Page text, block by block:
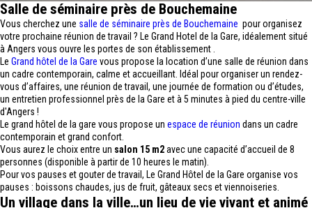
Salle de séminaire près de Bouchemaine
Vous cherchez une salle de séminaire près de Bouchemaine pour organisez
votre prochaine réunion de travail ? Le Grand Hotel de la Gare, idéalement situé
à Angers vous ouvre les portes de son établissement .
Le Grand hôtel de la Gare vous propose la location d’une salle de réunion dans
un cadre contemporain, calme et accueillant. Idéal pour organiser un rendez-
vous d’affaires, une réunion de travail, une journée de formation ou d’études,
un entretien professionnel près de la Gare et à 5 minutes à pied du centre-ville
d'Angers !
Le grand hôtel de la gare vous propose un espace de réunion dans un cadre
contemporain et grand confort.
Vous aurez le choix entre un salon 15 m2avec une capacité d’accueil de 8
personnes (disponible à partir de 10 heures le matin).
Pour vos pauses et gouter de travail, Le Grand Hôtel de la Gare organise vos
pauses : boissons chaudes, jus de fruit, gâteaux secs et viennoiseries.
Un village dans la ville…un lieu de vie vivant et animé